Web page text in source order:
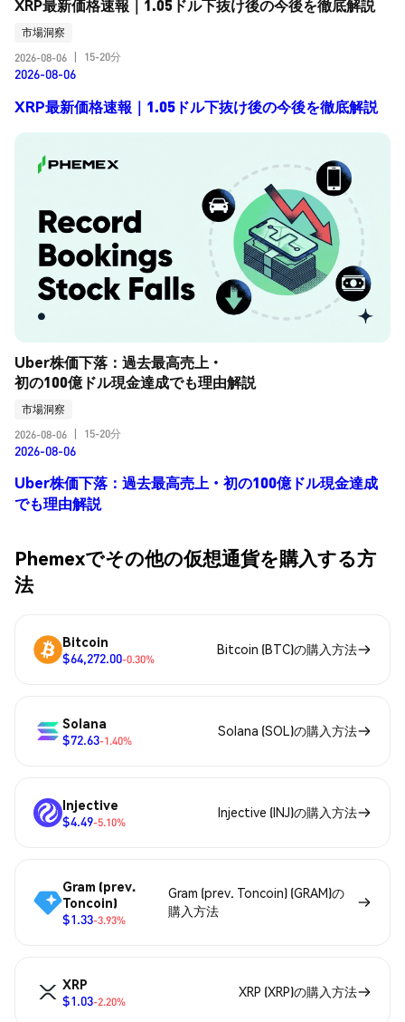
XRP最新価格速報｜1.05ドル下抜け後の今後を徹底解説
市場洞察
2026-08-06
15-20分
2026-08-06
XRP最新価格速報｜1.05ドル下抜け後の今後を徹底解説
Uber株価下落：過去最高売上・
初の100億ドル現金達成でも理由解説
市場洞察
2026-08-06
15-20分
2026-08-06
Uber株価下落：過去最高売上・初の100億ドル現金達成
でも理由解説
Phemexでその他の仮想通貨を購入する方
法
Bitcoin
$64,272.00-0.30%
Bitcoin (BTC)の購入方法
Solana
$72.63-1.40%
Solana (SOL)の購入方法
Injective
$4.49-5.10%
Injective (INJ)の購入方法
Gram (prev.
Toncoin)
$1.33-3.93%
Gram (prev. Toncoin) (GRAM)の
購入方法
XRP
$1.03-2.20%
XRP (XRP)の購入方法